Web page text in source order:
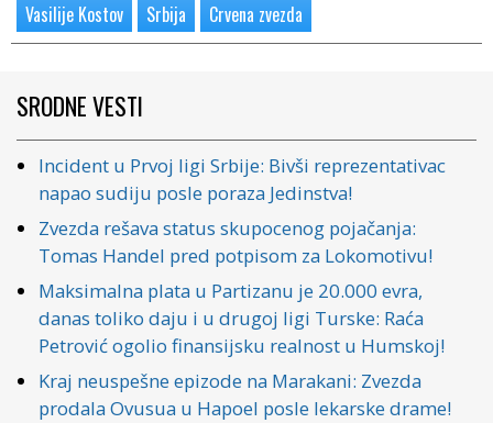
Vasilije Kostov Srbija Crvena zvezda
SRODNE VESTI
Incident u Prvoj ligi Srbije: Bivši reprezentativac
napao sudiju posle poraza Jedinstva!
Zvezda rešava status skupocenog pojačanja:
Tomas Handel pred potpisom za Lokomotivu!
Maksimalna plata u Partizanu je 20.000 evra,
danas toliko daju i u drugoj ligi Turske: Raća
Petrović ogolio finansijsku realnost u Humskoj!
Kraj neuspešne epizode na Marakani: Zvezda
prodala Ovusua u Hapoel posle lekarske drame!